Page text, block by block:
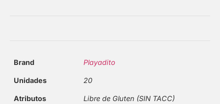
Brand Playadito
Unidades 20
Atributos Libre de Gluten (SIN TACC)